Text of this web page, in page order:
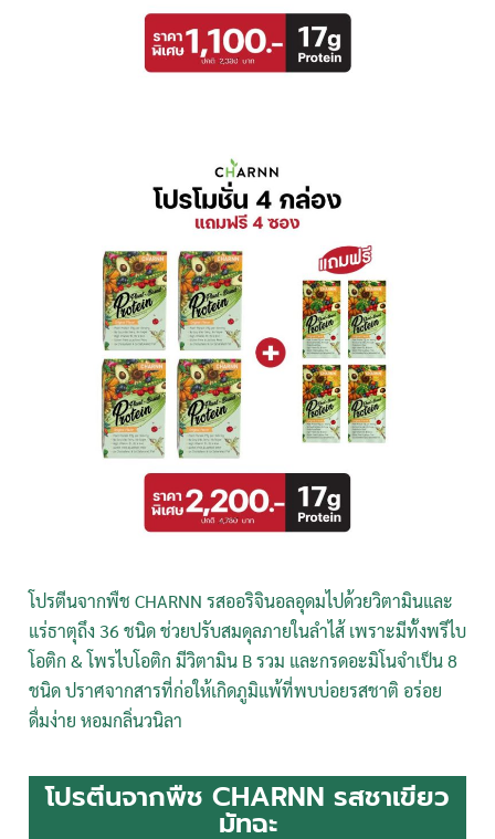
โปรตีนจากพืช CHARNN รสออริจินอลอุดมไปด้วยวิตามินและ
แร่ธาตุถึง 36 ชนิดช่วยปรับสมดุลภายในลำไส้ เพราะมีทั้งพรีไบ
โอติก & โพรไบโอติก มีวิตามิน B รวม และกรดอะมิโนจำเป็น 8
ชนิด ปราศจากสารที่ก่อให้เกิดภูมิแพ้ที่พบบ่อยรสชาติ อร่อย
ดื่มง่าย หอมกลิ่นวนิลา
โปรตีนจากพืช CHARNN รสชาเขียว
มัทฉะ